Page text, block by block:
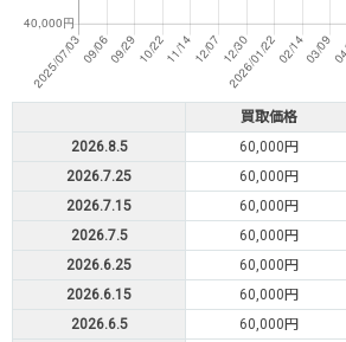
買取価格
2026.8.5
60,000円
2026.7.25
60,000円
2026.7.15
60,000円
2026.7.5
60,000円
2026.6.25
60,000円
2026.6.15
60,000円
2026.6.5
60,000円